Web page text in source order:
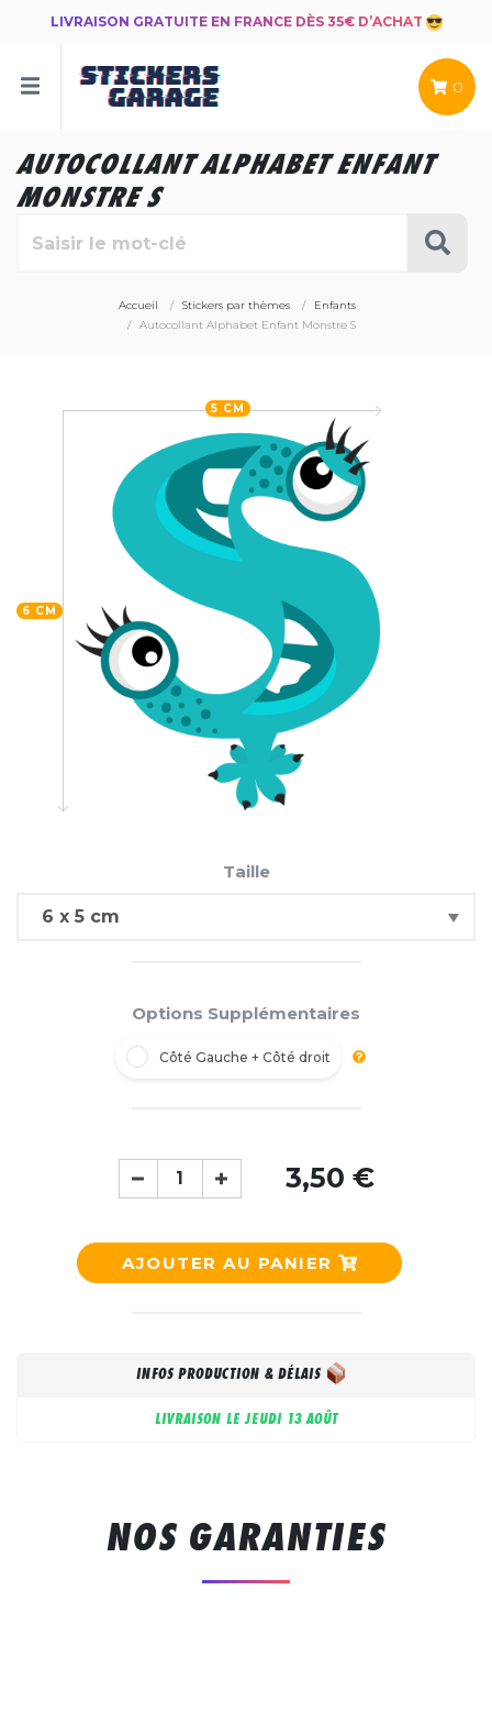
LIVRAISON GRATUITE EN FRANCE DÈS 35€ D’ACHAT
0
AUTOCOLLANT ALPHABET ENFANT
MONSTRE S
Accueil Stickers par thèmes
Enfants
Autocollant Alphabet Enfant Monstre S
6 CM
5 CM
Taille
Options Supplémentaires
Côté Gauche + Côté droit
3,50 €
AJOUTER AU PANIER
INFOS PRODUCTION & DÉLAIS
LIVRAISON LEJEUDI 13 AOÛT
NOS GARANTIES